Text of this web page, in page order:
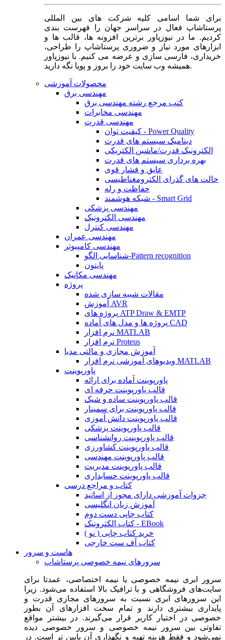
برای شما اسامی کلیه شرکت های بین المللی
پرستاشاپ فعال در سراسر جهان را فهرست بندی
کردیم. ما در نیوزپاور برترین افزونه ها، قالب ها و
ابزارهای مورد نیاز و ضروری پرستاشاپ را طراحی،
خریداری، فارسی سازی و عرضه می کنیم. با نیوزپاور
همیشه وب سایت خود را بروز و پویا نگه دارید.
محصولات آموزشی
مهندسی برق
کتب مرجع رشته مهندسی برق
مهندسی مخابرات
مهندسی قدرت
کیفیت توان - Power Quality
دینامیک سیستم های قدرت
الکترونیک قدرت/ماشین الکتریکی
بهره برداری سیستم های قدرت
عایق و فشار قوی
حالت های گذرای الکترومغناطیسی
حفاظت و رله
شبکه هوشمند - Smart Grid
مهندسی پزشکی
مهندسی الکترونیک
مهندسی کنترل
مهندسی عمران
مهندسی کامپیوتر
شناسایی الگو-Pattern recognition
پایتون
مهندسی مکانیک
پروژه
مقالات شبیه سازی شده
آموزش AVR
پروژه های ATP Draw & EMTP
پروژه ها و مدل های آماده CAD
نرم افزار MATLAB
نرم افزار Proteus
آموزش مجازی و مالتی مدیا
ویدیوهای آموزشی نرم افزار MATLAB
پاورپوینت
پاورپوینت آماده برای ارائه
قالب پاورپوینت حرفه ای
قالب پاورپوینت ساده و شیک
قالب پاورپوینت برای سمینار
قالب پاورپوینت دانش آموزی
قالب پاورپوینت پزشکی
قالب پاورپوینت روانشناسی
قالب پاورپوینت کشاورزی
قالب پاورپوینت مهندسی
قالب پاورپوینت مدیریت
قالب پاورپوینت حسابداری
کتاب و مراجع درسی
جزوات آموزشی دارای مجوز از اساتید
آموزش زبان انگلیسی
کتاب چاپی دست دوم
کتاب الکترونیک - EBook
خرید کتاب چاپی ( نو )
کتاب آف ست خارجی
هاست و سرور
سرورهای نیمه خصوصی پرستاشاپ
سرور ابری نیمه خصوصی یا نیمه اختصاصی، عمدتا برای
سایت‌های فروشگاهی و با ترافیک بالا استفاده می‌شود. زیرا
این سرورهای ابری نسبت به سرورهای مجازی قدرت و
پایداری بیشتری دارند و تمام سخت افزارهای آن بطور
خصوصی در اختیار کاربر قرار می‌گیرند. در بیشتر مواقع
تفاوتی بین سرور نیمه خصوصی و سرور خصوصی دیده
نمی‌شود و فقط هزینه تهیه و نگهداری آن پایین تر است. در